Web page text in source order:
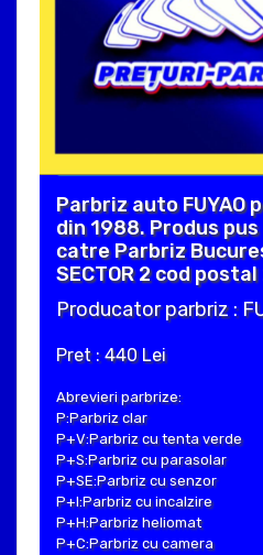
Parbriz auto FUYAO
din 1988. Produs
catre Parbriz
SECTOR 2 cod
Producator parbriz :
Pret : 440 Lei
Abrevieri parbrize:
P:Parbriz clar
P+V:Parbriz cu tenta verde
P+S:Parbriz cu parasolar
P+SE:Parbriz cu senzor
P+I:Parbriz cu incalzire
P+H:Parbriz heliomat
P+C:Parbriz cu camera